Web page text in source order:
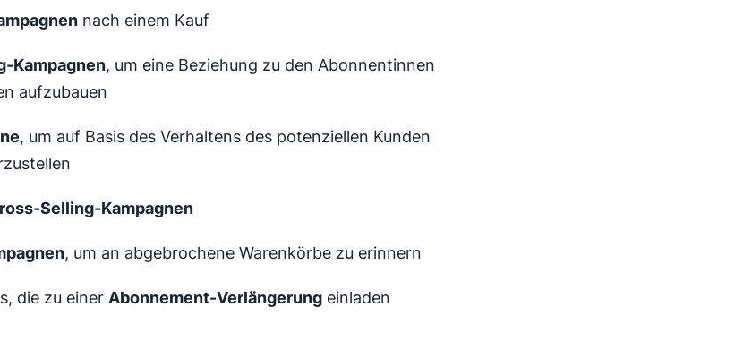
nach einem Kauf
Kampagnen, um eine Beziehung zu den Abonnentinnen
aufzubauen
, um auf Basis des Verhaltens des potenziellen Kunden
Selling-Kampagnen
, um an abgebrochene Warenkörbe zu erinnern
die zu einer Abonnement-Verlängerung einladen